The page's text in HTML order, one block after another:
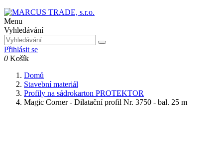
Menu
Vyhledávání
Přihlásit se
0 Košík
Domů
Stavební materiál
Profily na sádrokarton PROTEKTOR
Magic Corner - Dilatační profil Nr. 3750 - bal. 25 m